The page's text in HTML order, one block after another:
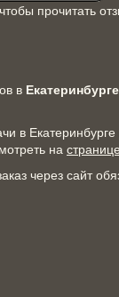
прочитать
в Екатеринбурге
в
на
через сайт